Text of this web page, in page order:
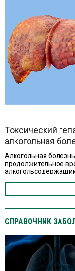
Токсический
алкогольная
Алкогольная
продолжительное
более 20 граммов —
спирта содержится
(крепостью 5%).
СПРАВОЧНИК